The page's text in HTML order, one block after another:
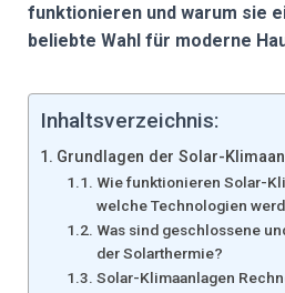
funktionieren und warum sie
beliebte Wahl für moderne
Inhaltsverzeichnis:
Grundlagen der Solar-
Wie funktionieren Solar-
welche Technologien
Was sind geschlossene
der Solarthermie?
Solar-Klimaanlagen